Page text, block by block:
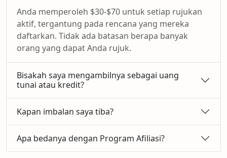
Anda memperoleh $30-$70 untuk setiap rujukan
aktif, tergantung pada rencana yang mereka
daftarkan. Tidak ada batasan berapa banyak
orang yang dapat Anda rujuk.
Bisakah saya mengambilnya sebagai uang
tunai atau kredit?
Kapan imbalan saya tiba?
Apa bedanya dengan Program Afiliasi?